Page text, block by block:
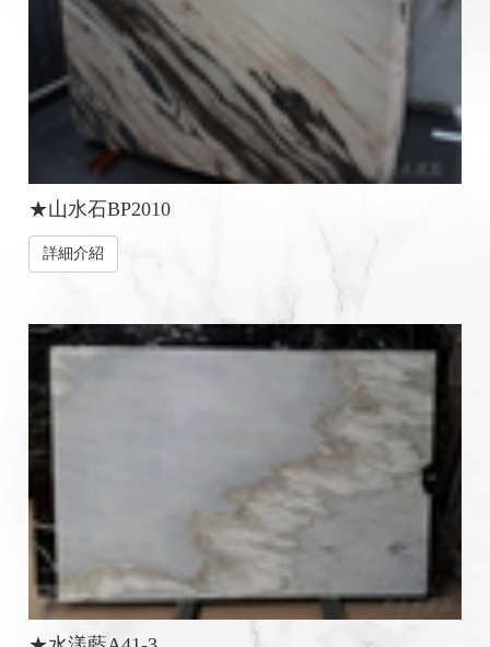
★山水石BP2010
詳細介紹